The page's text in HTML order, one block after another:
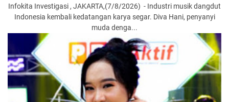
Infokita Investigasi , JAKARTA,(7/8/2026) - Industri musik dangdut
Indonesia kembali kedatangan karya segar. Diva Hani, penyanyi
muda denga...